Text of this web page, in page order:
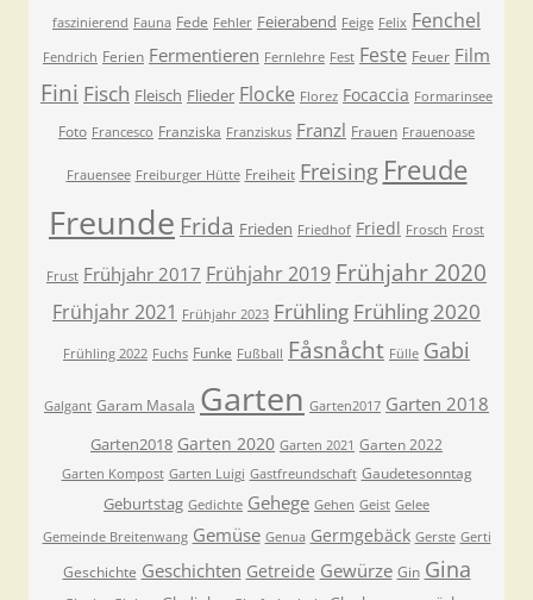
faszinierend Fauna Fede Fehler Feierabend Feige Felix Fenchel
Fendrich Ferien Fermentieren Fernlehre Fest Feste Feuer Film
Fini Fisch Fleisch Flieder Flocke Florez Focaccia Formarinsee
Foto Francesco Franziska Franziskus Franzl Frauen Frauenoase
Frauensee Freiburger Hütte Freiheit Freising Freude
Freunde Frida Frieden Friedhof Friedl Frosch Frost
Frust Frühjahr 2017 Frühjahr 2019 Frühjahr 2020
Frühjahr 2021 Frühjahr 2023 Frühling Frühling 2020
Frühling 2022 Fuchs Funke Fußball Fåsnåcht Fülle Gabi
Galgant Garam Masala Garten Garten2017 Garten 2018
Garten2018 Garten 2020 Garten 2021 Garten 2022
Garten Kompost Garten Luigi Gastfreundschaft Gaudetesonntag
Geburtstag Gedichte Gehege Gehen Geist Gelee
Gemeinde Breitenwang Gemüse Genua Germgebäck Gerste Gerti
Geschichte Geschichten Getreide Gewürze Gin Gina